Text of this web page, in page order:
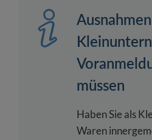
müssen
Haben Sie als
Waren